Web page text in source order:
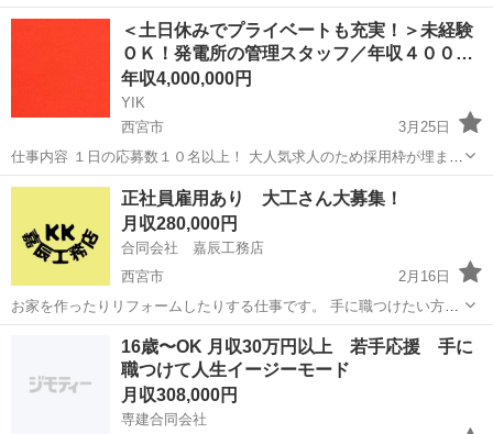
＜土日休みでプライベートも充実！＞未経験
ＯＫ！発電所の管理スタッフ／年収４００…
年収4,000,000円
YIK
西宮市
3月25日
仕事内容 １日の応募数１０名以上！ 大人気求人のため採用枠が埋まり
次第即終了とさせていただきます！ 問合わせのための応募でもＯＫ！
仕事内容が少しでも気になりましたら気軽にご応募下さい。担当者か
らお電話を差し上げ...
兵庫 西宮市 土木 未経験
正社員雇用あり 大工さん大募集！
月収280,000円
合同会社 嘉辰工務店
西宮市
2月16日
お家を作ったりリフォームしたりする仕事です。 手に職つけたい方是
非ご応募ください。
大工
16歳〜OK 月収30万円以上 若手応援 手に
職つけて人生イージーモード
月収308,000円
専建合同会社